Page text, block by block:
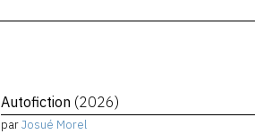
Autofiction (2026)
parJosué Morel